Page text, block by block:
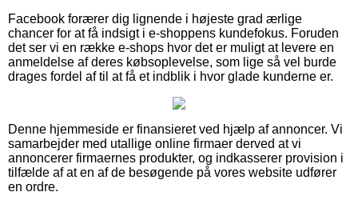
Facebook forærer dig lignende i højeste grad ærlige
chancer for at få indsigt i e-shoppens kundefokus. Foruden
det ser vi en række e-shops hvor det er muligt at levere en
anmeldelse af deres købsoplevelse, som lige så vel burde
drages fordel af til at få et indblik i hvor glade kunderne er.
Denne hjemmeside er finansieret ved hjælp af annoncer. Vi
samarbejder med utallige online firmaer derved at vi
annoncerer firmaernes produkter, og indkasserer provision i
tilfælde af at en af de besøgende på vores website udfører
en ordre.